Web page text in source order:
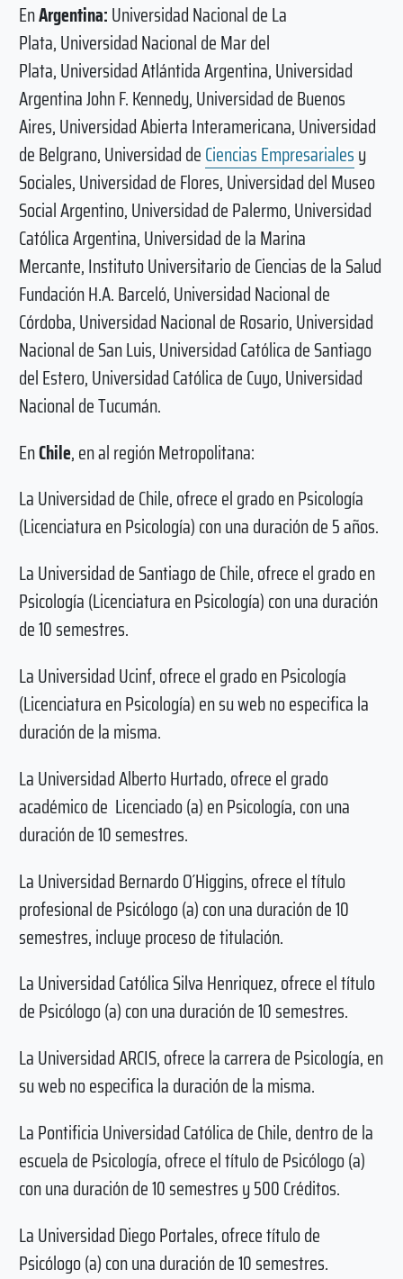
EnArgentina:Universidad Nacional de La
Plata, Universidad Nacional de Mar del
Plata, Universidad Atlántida Argentina, Universidad
Argentina John F. Kennedy, Universidad de Buenos
Aires, Universidad Abierta Interamericana, Universidad
de Belgrano, Universidad deCiencias Empresarialesy
Sociales, Universidad de Flores, Universidad del Museo
Social Argentino, Universidad de Palermo, Universidad
Católica Argentina, Universidad de la Marina
Mercante, Instituto Universitario de Ciencias de la Salud
Fundación H.A. Barceló, Universidad Nacional de
Córdoba, Universidad Nacional de Rosario, Universidad
Nacional de San Luis, Universidad Católica de Santiago
del Estero, Universidad Católica de Cuyo, Universidad
Nacional de Tucumán.
EnChile, en al región Metropolitana:
La Universidad de Chile, ofrece el grado en Psicología
(Licenciatura en Psicología) con una duración de 5 años.
La Universidad de Santiago de Chile, ofrece el grado en
Psicología (Licenciatura en Psicología) con una duración
de 10 semestres.
La Universidad Ucinf, ofrece el grado en Psicología
(Licenciatura en Psicología) en su web no especifica la
duración de la misma.
La Universidad Alberto Hurtado, ofrece el grado
académico de Licenciado (a) en Psicología, con una
duración de 10 semestres.
La Universidad Bernardo O´Higgins, ofrece el título
profesional de Psicólogo (a) con una duración de 10
semestres, incluye proceso de titulación.
La Universidad Católica Silva Henriquez, ofrece el título
de Psicólogo (a) con una duración de 10 semestres.
La Universidad ARCIS, ofrece la carrera de Psicología, en
su web no especifica la duración de la misma.
La Pontificia Universidad Católica de Chile, dentro de la
escuela de Psicología, ofrece el título de Psicólogo (a)
con una duración de 10 semestres y 500 Créditos.
La Universidad Diego Portales, ofrece título de
Psicólogo (a) con una duración de 10 semestres.